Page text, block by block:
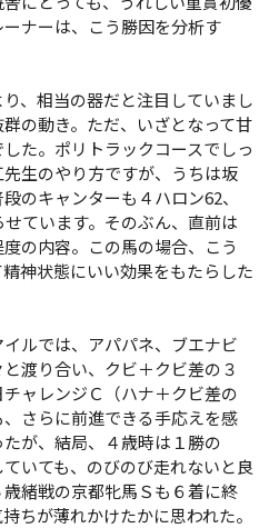
ナーは、こう勝因を分析す
り、相当の器だと注目していまし
の動き。ただ、いざとなって甘
た。ポリトラックコースでしっ
生のやり方ですが、うちは坂
のキャンターも４ハロン62、
ています。そのぶん、直前は
の内容。この馬の場合、こう
神状態にいい効果をもたらした
ルでは、アパパネ、ブエナビ
渡り合い、クビ＋クビ差の３
ャレンジＣ（ハナ＋クビ差の
さらに前進できる手応えを感
が、結局、４歳時は１勝の
いても、のびのび走れないと良
緒戦の京都牝馬Ｓも６着に終
ちが薄れかけたかに思われた。